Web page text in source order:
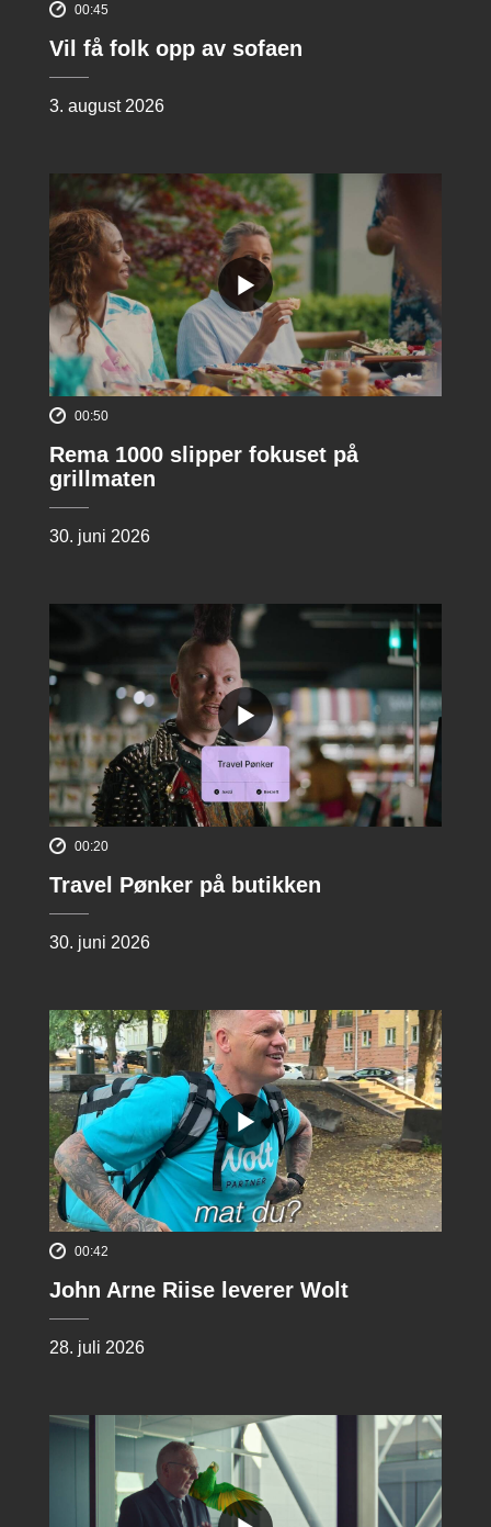
00:45
Vil få folk opp av sofaen
3. august 2026
00:50
Rema 1000 slipper fokuset på
grillmaten
30. juni 2026
00:20
Travel Pønker på butikken
30. juni 2026
00:42
John Arne Riise leverer Wolt
28. juli 2026